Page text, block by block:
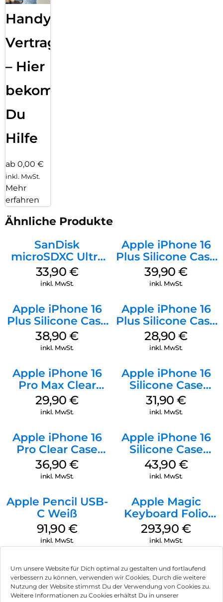
Um unsere Website für Dich optimal zu gestalten und fortlaufend
verbessern zu können, verwenden wir Cookies. Durch die weitere
Nutzung der Website stimmst Du der Verwendung von Cookies zu.
Weitere Informationen zu Cookies erhältst Du in unserer
Handy
Vertragsabwicklung
– Hier
bekommst
Du
Hilfe
ab 0,00 €
inkl. MwSt.
Mehr
erfahren
Ähnliche Produkte
SanDisk
microSDXC Ultra
128 GB + Adapter
Mobile
33,90 €
inkl. MwSt.
Apple iPhone 16
Plus Silicone Case
MagSafe Plum
39,90€
inkl. MwSt.
Apple iPhone 16
Plus Silicone Case
MagSafe Denim
38,90€
inkl. MwSt.
Apple iPhone 16
Plus Silicone Case
MagSafe Black
28,90€
inkl. MwSt.
Apple iPhone 16
Pro Max Clear
Case MagSafe
Transparent
29,90€
inkl. MwSt.
Apple iPhone 16
Silicone Case
MagSafe Fuchsia
31,90€
inkl. MwSt.
Apple iPhone 16
Pro Clear Case
MagSafe
Transparent
36,90€
inkl. MwSt.
Apple iPhone 16
Silicone Case
MagSafe Plum
43,90 €
inkl. MwSt.
Apple Pencil USB-
C Weiß
91,90 €
inkl. MwSt.
Apple Magic
Keyboard Folio
iPad 10.9″ (10.Gen.)
Weiß
293,90€
inkl. MwSt.
Impressum